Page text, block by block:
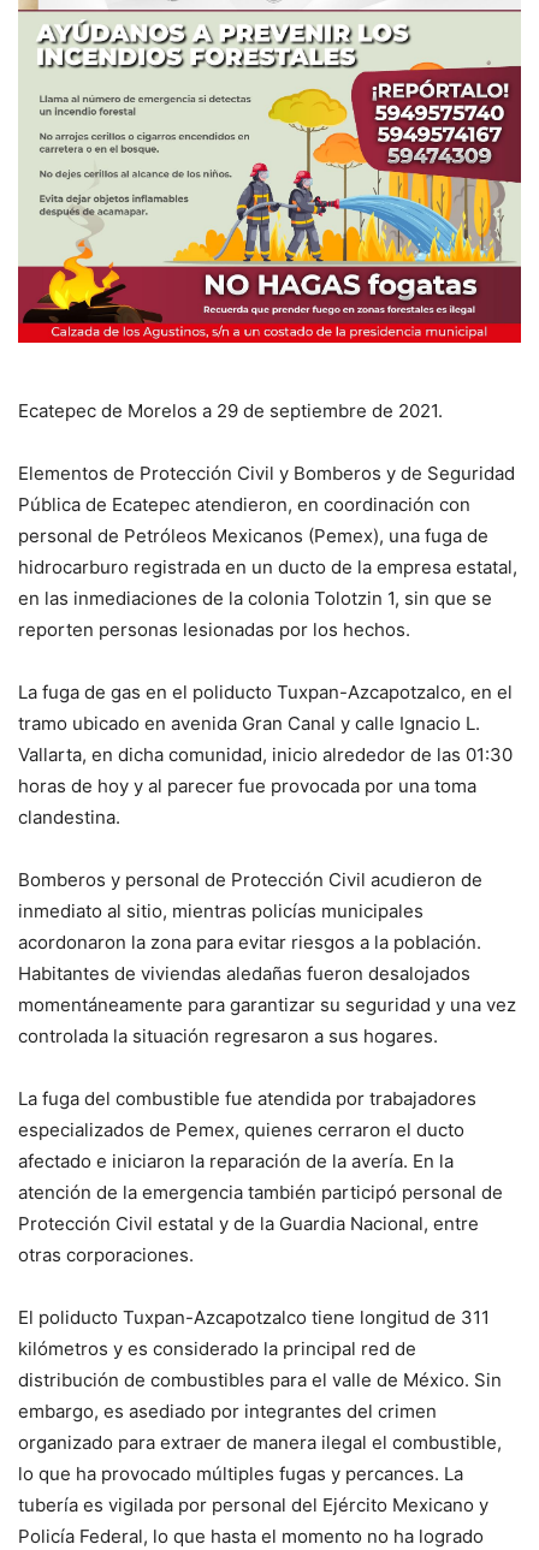
Ecatepec de Morelos a 29 de septiembre de 2021.
Elementos de Protección Civil y Bomberos y de Seguridad
Pública de Ecatepec atendieron, en coordinación con
personal de Petróleos Mexicanos (Pemex), una fuga de
hidrocarburo registrada en un ducto de la empresa estatal,
en las inmediaciones de la colonia Tolotzin 1, sin que se
reporten personas lesionadas por los hechos.
La fuga de gas en el poliducto Tuxpan-Azcapotzalco, en el
tramo ubicado en avenida Gran Canal y calle Ignacio L.
Vallarta, en dicha comunidad, inicio alrededor de las 01:30
horas de hoy y al parecer fue provocada por una toma
clandestina.
Bomberos y personal de Protección Civil acudieron de
inmediato al sitio, mientras policías municipales
acordonaron la zona para evitar riesgos a la población.
Habitantes de viviendas aledañas fueron desalojados
momentáneamente para garantizar su seguridad y una vez
controlada la situación regresaron a sus hogares.
La fuga del combustible fue atendida por trabajadores
especializados de Pemex, quienes cerraron el ducto
afectado e iniciaron la reparación de la avería. En la
atención de la emergencia también participó personal de
Protección Civil estatal y de la Guardia Nacional, entre
otras corporaciones.
El poliducto Tuxpan-Azcapotzalco tiene longitud de 311
kilómetros y es considerado la principal red de
distribución de combustibles para el valle de México. Sin
embargo, es asediado por integrantes del crimen
organizado para extraer de manera ilegal el combustible,
lo que ha provocado múltiples fugas y percances. La
tubería es vigilada por personal del Ejército Mexicano y
Policía Federal, lo que hasta el momento no ha logrado